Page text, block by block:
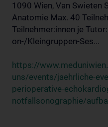
1090 Wien, Van Swieten
Anatomie Max. 40
Teilnehmer:innen je
on-/Kleingruppen-Ses...
https://
uns/events/jaehrliche-
perioperative-
notfallsonographie/